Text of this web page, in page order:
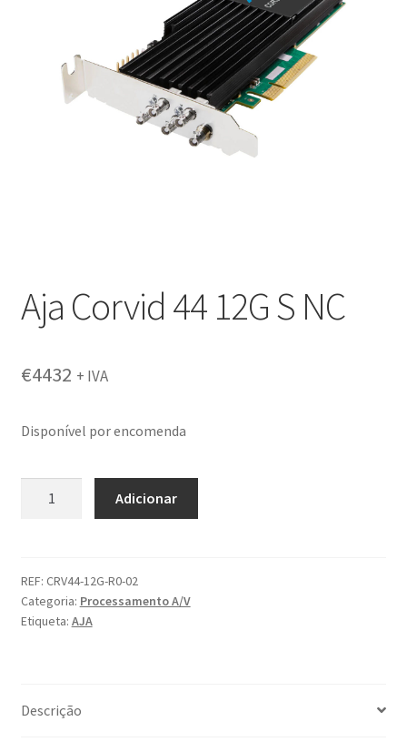
Aja Corvid 44 12G S NC
€4432 + IVA
Disponível por encomenda
44
12G
S
Adicionar
REF: CRV44-12G-R0-02
Categoria: Processamento A/V
Etiqueta: AJA
Descrição